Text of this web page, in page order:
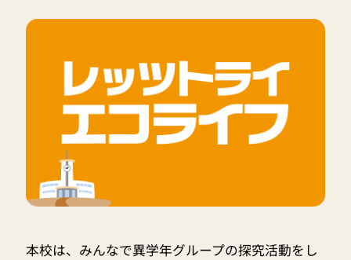
本校は、みんなで異学年グループの探究活動をし